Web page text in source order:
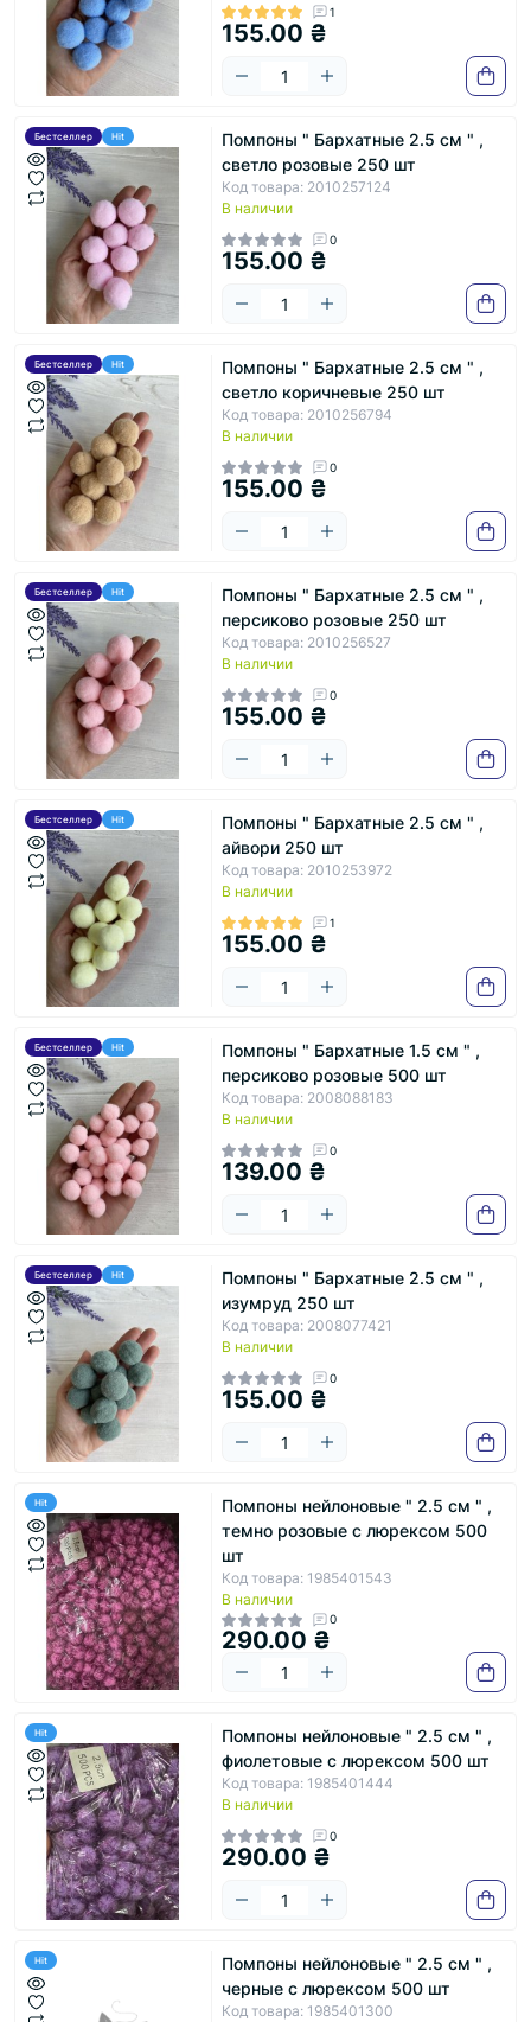
1
155.00 ₴
Бестселлер Hit
Помпоны " Бархатные 2.5 см " ,
светло розовые 250 шт
Код товара: 2010257124
В наличии
0
155.00 ₴
Бестселлер Hit
Помпоны " Бархатные 2.5 см " ,
светло коричневые 250 шт
Код товара: 2010256794
В наличии
0
155.00 ₴
Бестселлер Hit
Помпоны " Бархатные 2.5 см " ,
персиково розовые 250 шт
Код товара: 2010256527
В наличии
0
155.00 ₴
Бестселлер Hit
Помпоны " Бархатные 2.5 см " ,
айвори 250 шт
Код товара: 2010253972
В наличии
1
155.00 ₴
Бестселлер Hit
Помпоны " Бархатные 1.5 см " ,
персиково розовые 500 шт
Код товара: 2008088183
В наличии
0
139.00 ₴
Бестселлер Hit
Помпоны " Бархатные 2.5 см " ,
изумруд 250 шт
Код товара: 2008077421
В наличии
0
155.00 ₴
Hit
Помпоны нейлоновые " 2.5 см " ,
темно розовые с люрексом 500
шт
Код товара: 1985401543
В наличии
0
290.00 ₴
Hit
Помпоны нейлоновые " 2.5 см " ,
фиолетовые с люрексом 500 шт
Код товара: 1985401444
В наличии
0
290.00 ₴
Hit
Помпоны нейлоновые " 2.5 см " ,
черные с люрексом 500 шт
Код товара: 1985401300